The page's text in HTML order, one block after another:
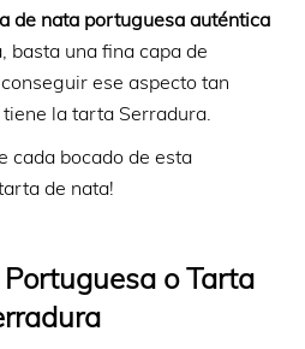
de nata portuguesa auténtica
basta una fina capa de
ese aspecto tan
la tarta Serradura.
cada bocado de esta
de nata!
o Tarta